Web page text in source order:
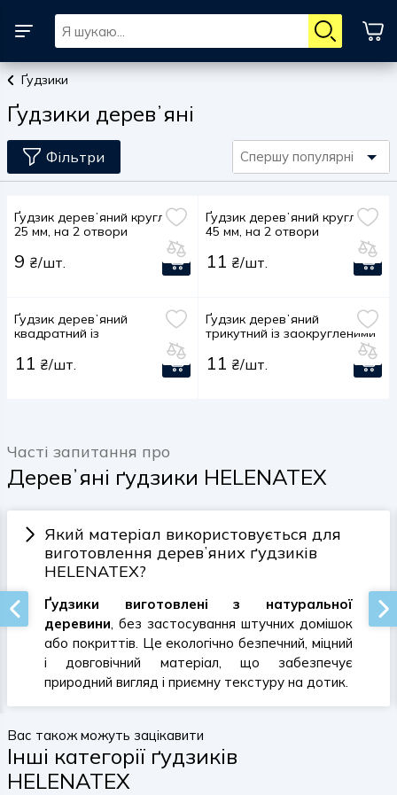
Ґудзики
Ґудзики деревʼяні
Фільтри Спершу популярні
Ґудзик деревʼяний круглий,
25 мм, на 2 отвори
9 ₴/шт.
Ґудзик деревʼяний круглий,
45 мм, на 2 отвори
11 ₴/шт.
Ґудзик деревʼяний
квадратний із
заокругленими кутами, 45
мм, на 2 отвори
11 ₴/шт.
Ґудзик деревʼяний
трикутний із заокругленими
кутами, 45 мм, на 2 отвори
11 ₴/шт.
Часті запитання про
Деревʼяні ґудзики HELENATEX
Який матеріал використовується для
виготовлення деревʼяних ґудзиків
HELENATEX?
Ґудзики виготовлені з натуральної
деревини, без застосування штучних домішок
або покриттів. Це екологічно безпечний, міцний
і довговічний матеріал, що забезпечує
природний вигляд і приємну текстуру на дотик.
Вас також можуть зацікавити
Інші категорії ґудзиків
HELENATEX